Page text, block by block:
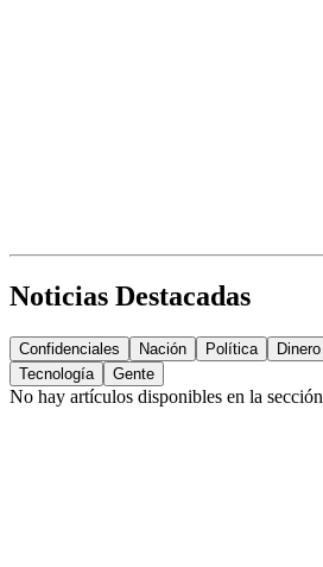
Noticias Destacadas
Confidenciales Nación Política Dinero
Tecnología
Gente
No hay artículos disponibles en la sección